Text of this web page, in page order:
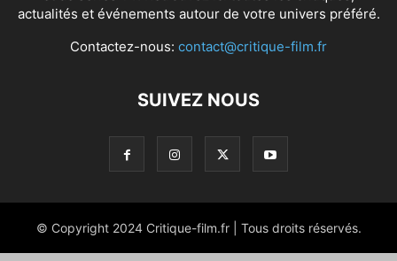
actualités et événements autour de votre univers préféré.
Contactez-nous: contact@critique-film.fr
SUIVEZ NOUS
© Copyright 2024 Critique-film.fr | Tous droits réservés.